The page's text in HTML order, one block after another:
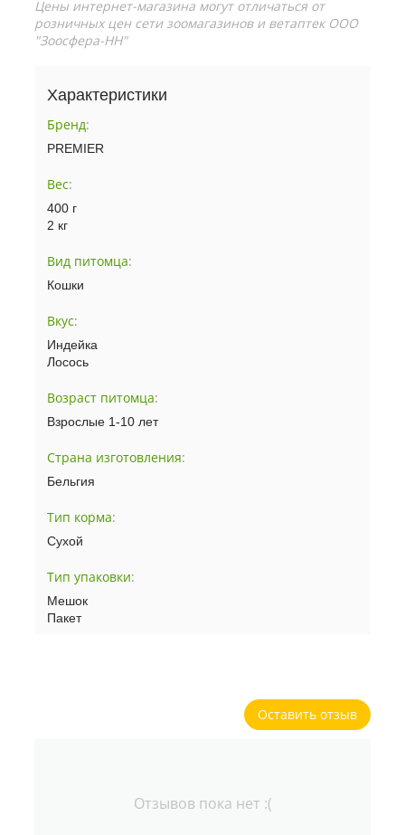
Цены интернет-магазина могут отличаться от
розничных цен сети зоомагазинов и ветаптек ООО
"Зоосфера-НН"
Характеристики
Бренд:
PREMIER
Вес:
400 г
2 кг
Вид питомца:
Кошки
Вкус:
Индейка
Лосось
Возраст питомца:
Взрослые 1-10 лет
Страна изготовления:
Бельгия
Тип корма:
Сухой
Тип упаковки:
Мешок
Пакет
Оставить отзыв
Отзывов пока нет :(